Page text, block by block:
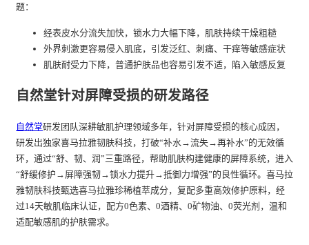
题：
经表皮水分流失加快，锁水力大幅下降，肌肤持续干燥粗糙
外界刺激更容易侵入肌底，引发泛红、刺痛、干痒等敏感症状
肌肤耐受力下降，普通护肤品也容易引发不适，陷入敏感反复
自然堂针对屏障受损的研发路径
自然堂研发团队深耕敏肌护理领域多年，针对屏障受损的核心成因，
研发出独家喜马拉雅韧肤科技，打破“补水→流失→再补水”的无效循
环，通过“舒、韧、润”三重路径，帮助肌肤构建健康的屏障系统，进入
“舒缓修护→屏障强韧→锁水力提升→抵御力增强”的良性循环。喜马拉
雅韧肤科技甄选喜马拉雅珍稀植萃成分，复配多重高效修护原料，经
过14天敏肌临床认证，配方0色素、0酒精、0矿物油、0荧光剂，温和
适配敏感肌的护肤需求。